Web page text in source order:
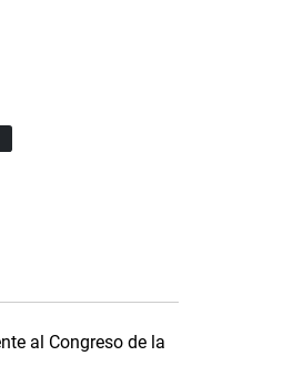
al Congreso de la